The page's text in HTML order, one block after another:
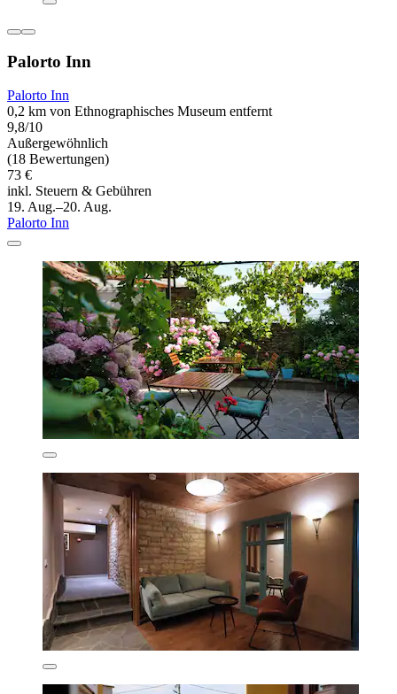
Palorto Inn
Palorto Inn
0,2 km von Ethnographisches Museum entfernt
9,8/10
Außergewöhnlich
(18 Bewertungen)
73 €
inkl. Steuern & Gebühren
19. Aug.–20. Aug.
Palorto Inn